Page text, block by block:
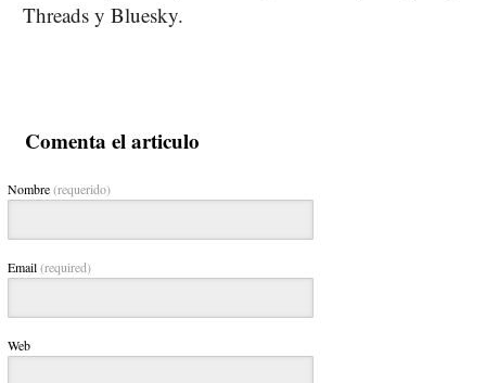
Threads y Bluesky.
Comenta el articulo
Nombre(requerido)
Email(required)
Web